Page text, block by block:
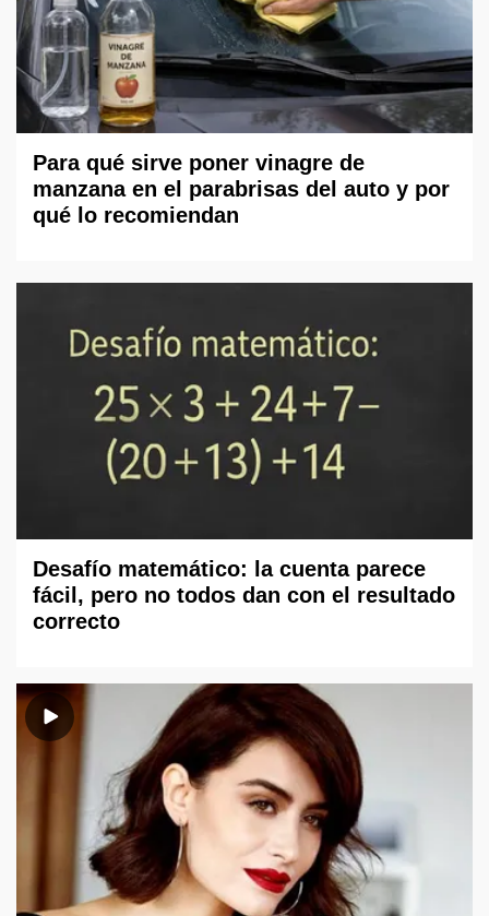
Para qué sirve poner vinagre de
manzana en el parabrisas del auto y por
qué lo recomiendan
Desafío matemático: la cuenta parece
fácil, pero no todos dan con el resultado
correcto